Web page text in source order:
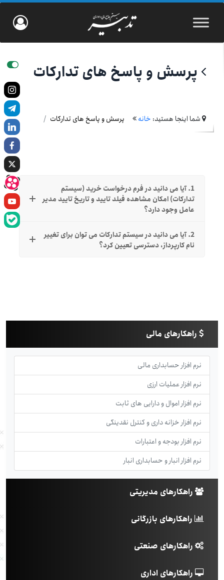
پرسش و پاسخ های تدارکات
شما اینجا هستید: خانه پرسش و پاسخ های تدارکات
1. آیا می دانید در فرم درخواست خرید (سیستم
تدارکات) امکان مشاهده فیلد تایید و تاریخ تایید مدیر
عامل وجود دارد؟
2. آیا می دانید در سیستم تدارکات می توان برای تغییر
نام کارپرداز، دسترسی تعیین کرد؟
راهکارهای مالی
نرم افزار حسابداری مالی
نرم افزار عملیات ارزی
نرم افزار اموال و دارایی های ثابت
نرم افزار خزانه داری و کنترل نقدینگی
نرم افزار بودجه و اعتبارات
نرم افزار انبار و حسابداری انبار
راهکارهای مدیریتی
راهکارهای بازرگانی
راهکارهای صنعتی
راهکارهای اداری